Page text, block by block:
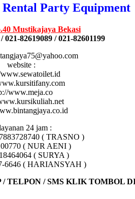
Rental Party Equipment
Mustikajaya Bekasi
021-82619089 / 021-82601199
website :
www.meja.co
24 jam :
( TRASNO )
( NUR AENI )
( SURYA )
6646 ( HARIANSYAH )
TELPON / SMS KLIK TOMBOL